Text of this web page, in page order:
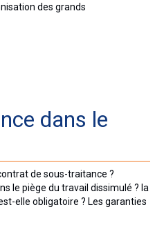
et de
/ Droit de la sécurité
des grands
dans le
de sous-traitance ?
le piège du travail dissimulé ? la
elle obligatoire ? Les garanties